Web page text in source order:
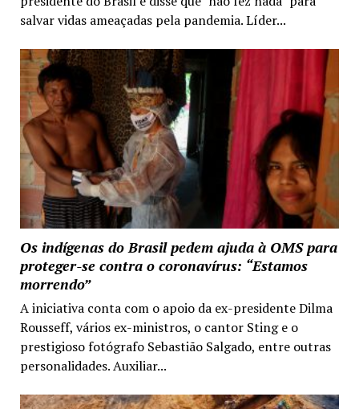
salvar vidas ameaçadas pela pandemia. Líder...
Os indígenas do Brasil pedem ajuda à OMS para
proteger-se contra o coronavírus: “Estamos
morrendo”
A iniciativa conta com o apoio da ex-presidente Dilma
Rousseff, vários ex-ministros, o cantor Sting e o
prestigioso fotógrafo Sebastião Salgado, entre outras
personalidades. Auxiliar...